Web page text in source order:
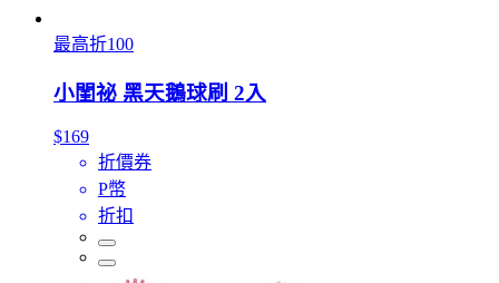
最高折100
小閨祕 黑天鵝球刷 2入
$169
折價券
P幣
折扣